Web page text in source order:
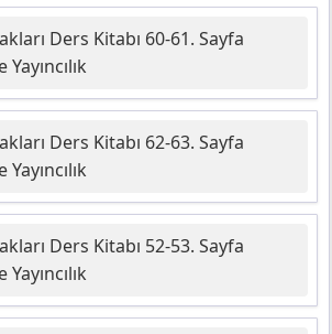
Ders Kitabı 60-61. Sayfa
Ders Kitabı 62-63. Sayfa
Ders Kitabı 52-53. Sayfa